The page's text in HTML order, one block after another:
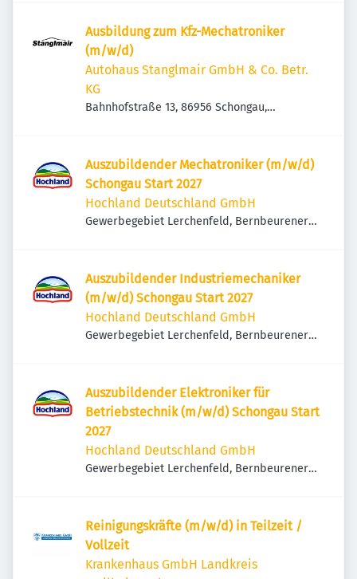
Ausbildung zum Kfz-Mechatroniker
(m/w/d)
Autohaus Stanglmair GmbH & Co. Betr.
KG
Bahnhofstraße 13, 86956 Schongau,
Auszubildender Mechatroniker (m/w/d)
Schongau Start 2027
Hochland Deutschland GmbH
Gewerbegebiet Lerchenfeld, Bernbeurener
Auszubildender Industriemechaniker
(m/w/d) Schongau Start 2027
Hochland Deutschland GmbH
Gewerbegebiet Lerchenfeld, Bernbeurener
Auszubildender Elektroniker für
Betriebstechnik (m/w/d) Schongau Start
2027
Hochland Deutschland GmbH
Gewerbegebiet Lerchenfeld, Bernbeurener
Reinigungskräfte (m/w/d) in Teilzeit /
Vollzeit
Krankenhaus GmbH Landkreis